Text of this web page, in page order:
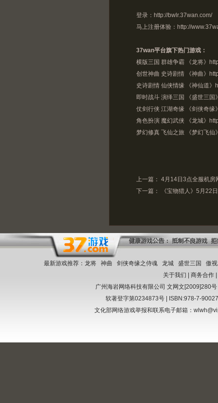
登录： http://bwlr.37wan.com/
马上注册体验： http://
37wan平台旗下热门游戏：
横版三国 群雄争霸 《龙将》
创世神曲 史诗剧情 《神曲》
史诗剧情 仙侠情缘 《神仙道》
即时战斗 演绎三国 《盛世三国
仗剑行侠 江湖奇缘 《剑侠奇缘
角色扮演 魔幻武侠 《龙城》
梦幻修真 飞仙之旅 《梦幻飞仙
上一篇： 4月14日3点全服机房
下一篇：
《宝物猎人》5月22
最新游戏推荐： 龙将 神曲 剑侠奇缘之侍魂 龙城 盛世三国
傲
关于我们
商务合作|
广州海岩网络科技有限公司 文网文[2009]280号
软著登字第0234873号 | ISBN:978-7-
文化部网络游戏举报和联系电子邮箱：